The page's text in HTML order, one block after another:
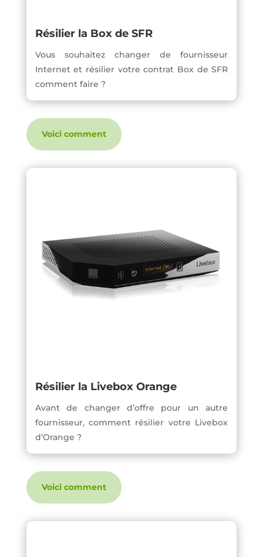
Résilier la Box de SFR
Vous souhaitez changer de fournisseur
Internet et résilier votre contrat Box de SFR
comment faire ?
Voici comment
Résilier la Livebox Orange
Avant de changer d’offre pour un autre
fournisseur, comment résilier votre Livebox
d’Orange ?
Voici comment